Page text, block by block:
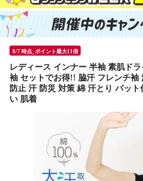
8/7 時点_ポイント最大11倍
レディース インナー 半袖 素肌ド
袖 セットでお得!! 脇汗 フレンチ袖
防止 汗 防災 対策 綿 汗とり パッ
い 肌着